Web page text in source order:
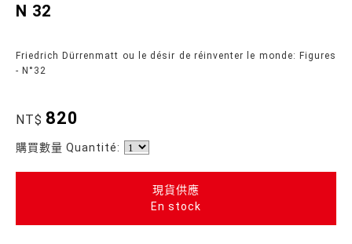
N 32
Friedrich Dürrenmatt ou le désir de réinventer le monde: Figures
- N°32
NT$ 820
購買數量 Quantité:
現貨供應
En stock